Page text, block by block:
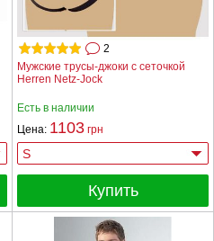
Мужские трусы-джоки с сеточкой
Herren Netz-Jock
2
Есть в наличии
Цена: 1103 грн
Купить